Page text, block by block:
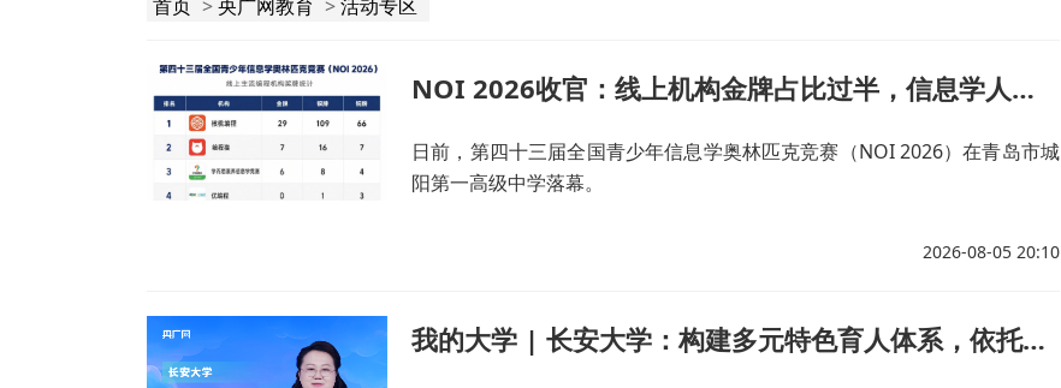
首页 >央广网教育 >活动专区
NOI 2026收官：线上机构金牌占比过半，信息学人才培养头部效应凸显
日前，第四十三届全国青少年信息学奥林匹克竞赛（NOI 2026）在青岛市城
阳第一高级中学落幕。
2026-08-05 20:10
我的大学 | 长安大学：构建多元特色育人体系，依托雄厚学科实力，护航学子高质量就业深造